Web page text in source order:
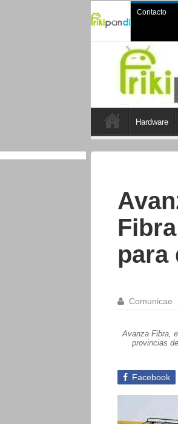
Contacto
Hardware
para
Comunicae
Avanza Fibra,
provincias
Facebook